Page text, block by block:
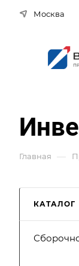
Москва
Главная —
КАТАЛОГ